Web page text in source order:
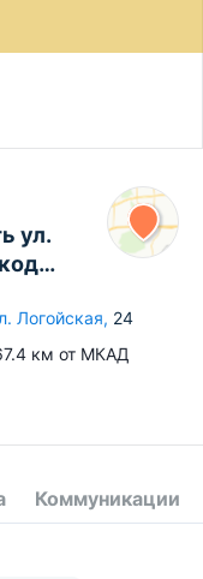
ул.
Логойская, 24
км от МКАД
Коммуникации